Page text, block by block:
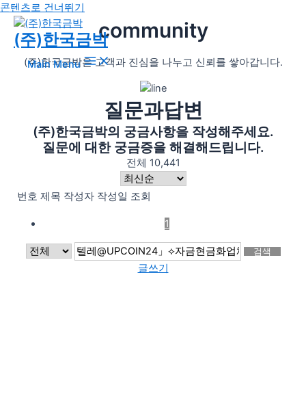
콘텐츠로 건너뛰기
(주)한국금박
Main Menu
community
(주)한국금박은 고객과 진심을 나누고 신뢰를 쌓아갑니다.
질문과답변
(주)한국금박의 궁금사항을 작성해주세요.
질문에 대한 궁금증을 해결해드립니다.
전체 10,441
번호 제목 작성자 작성일 조회
1
검색
글쓰기